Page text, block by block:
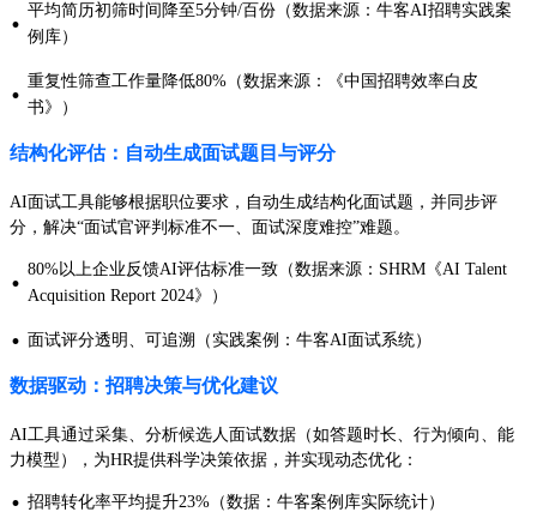
· 平均简历初筛时间降至5分钟/百份（数据来源：牛客AI招聘实践案
例库）
· 重复性筛查工作量降低80%（数据来源：《中国招聘效率白皮
书》）
结构化评估：自动生成面试题目与评分
AI面试工具能够根据职位要求，自动生成结构化面试题，并同步评
分，解决“面试官评判标准不一、面试深度难控”难题。
· 80%以上企业反馈AI评估标准一致（数据来源：SHRM《AI Talent
Acquisition Report 2024》）
· 面试评分透明、可追溯（实践案例：牛客AI面试系统）
数据驱动：招聘决策与优化建议
AI工具通过采集、分析候选人面试数据（如答题时长、行为倾向、能
力模型），为HR提供科学决策依据，并实现动态优化：
· 招聘转化率平均提升23%（数据：牛客案例库实际统计）